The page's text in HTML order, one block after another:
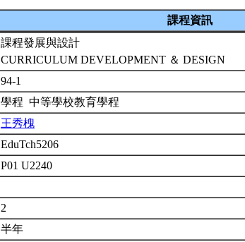
課程資訊
課程發展與設計
CURRICULUM DEVELOPMENT ＆ DESIGN
94-1
學程 中等學校教育學程
王秀槐
EduTch5206
P01 U2240
2
半年